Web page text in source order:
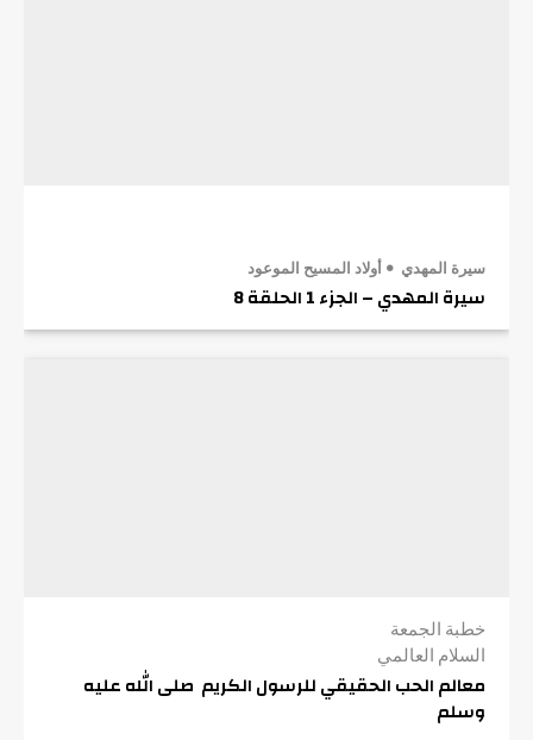
سيرة المهدي أولاد المسيح الموعود
سيرة المهدي – الجزء 1 الحلقة 8
خطبة الجمعة
السلام العالمي
معالم الحب الحقيقي للرسول الكريم صلى الله عليه
وسلم